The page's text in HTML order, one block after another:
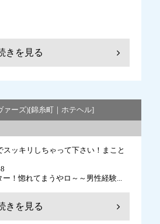
きを見る
ァーズ)[錦糸町｜ホテヘル]
スッキリしちゃって下さい！まこと
！惚れてまうやロ～～男性経験...
きを見る